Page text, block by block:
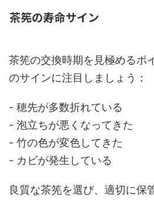
茶筅の寿命サイン
茶筅の交換時期を見極めるポ
のサインに注目しましょう：
- 穂先が多数折れている
- 泡立ちが悪くなってきた
- 竹の色が変色してきた
- カビが発生している
良質な茶筅を選び、適切に保